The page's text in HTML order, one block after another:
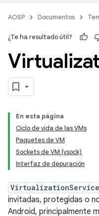
AOSP Documentos
¿Te ha resultado útil?
En esta página
Ciclo de vida de las VMs
Paquetes de VM
Sockets de VM (vsock)
Interfaz de depuración
VirtualizationService
invitadas, protegidas o
Android, principalmente